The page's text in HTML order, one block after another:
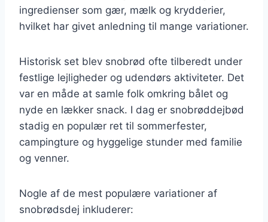
ingredienser som gær, mælk og krydderier,
hvilket har givet anledning til mange variationer.
Historisk set blev snobrød ofte tilberedt under
festlige lejligheder og udendørs aktiviteter. Det
var en måde at samle folk omkring bålet og
nyde en lækker snack. I dag er snobrøddejbød
stadig en populær ret til sommerfester,
campingture og hyggelige stunder med familie
og venner.
Nogle af de mest populære variationer af
snobrødsdej inkluderer: